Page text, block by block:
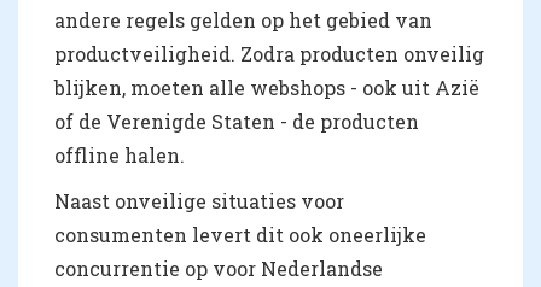
andere regels gelden op het gebied van
productveiligheid. Zodra producten onveilig
blijken, moeten alle webshops - ook uit Azië
of de Verenigde Staten - de producten
offline halen.
Naast onveilige situaties voor
consumenten levert dit ook oneerlijke
concurrentie op voor Nederlandse